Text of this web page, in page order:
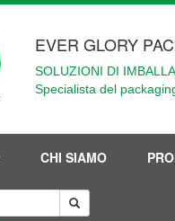
EVER GLORY
SOLUZIONI DI
Specialista del
CHI SIAMO